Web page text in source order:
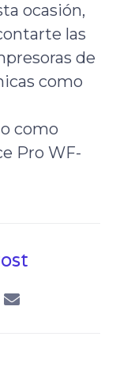
ocasión,
las
de
como
como
Pro WF-